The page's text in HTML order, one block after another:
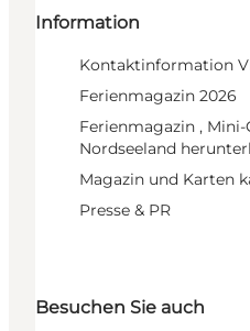
Information
Kontaktinformation
Ferienmagazin 2026
Ferienmagazin ,
Nordseeland
Magazin und Karten
Presse & PR
Besuchen Sie auch